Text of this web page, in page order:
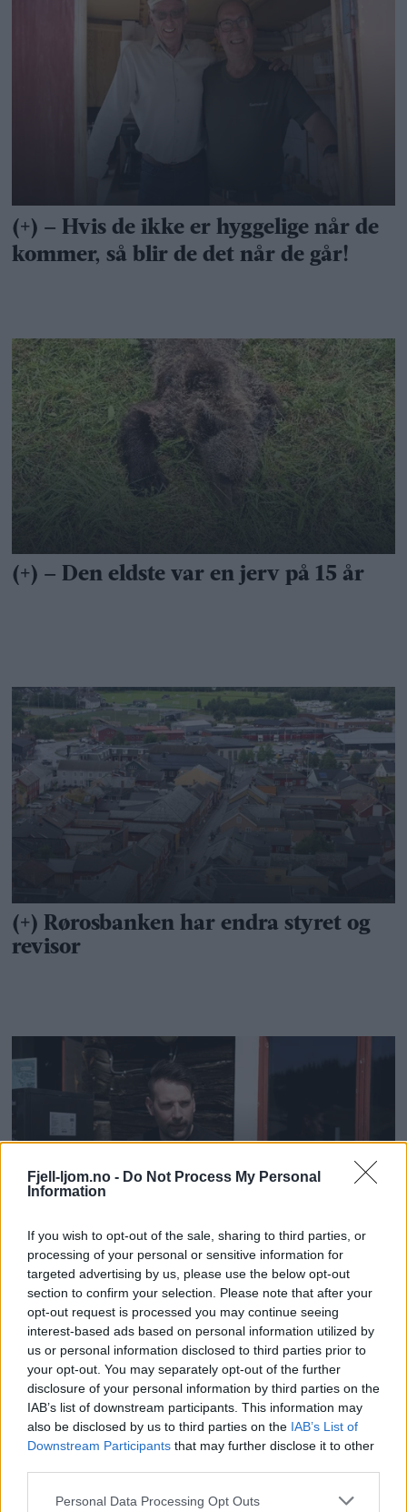
Fjell-ljom.no - Do Not Process My Personal
Information
If you wish to opt-out of the sale, sharing to third parties, or
processing of your personal or sensitive information for
targeted advertising by us, please use the below opt-out
section to confirm your selection. Please note that after your
opt-out request is processed you may continue seeing
interest-based ads based on personal information utilized by
us or personal information disclosed to third parties prior to
your opt-out. You may separately opt-out of the further
disclosure of your personal information by third parties on the
IAB’s list of downstream participants. This information may
also be disclosed by us to third parties on the IAB’s List of
Downstream Participants that may further disclose it to other
Personal Data Processing Opt Outs